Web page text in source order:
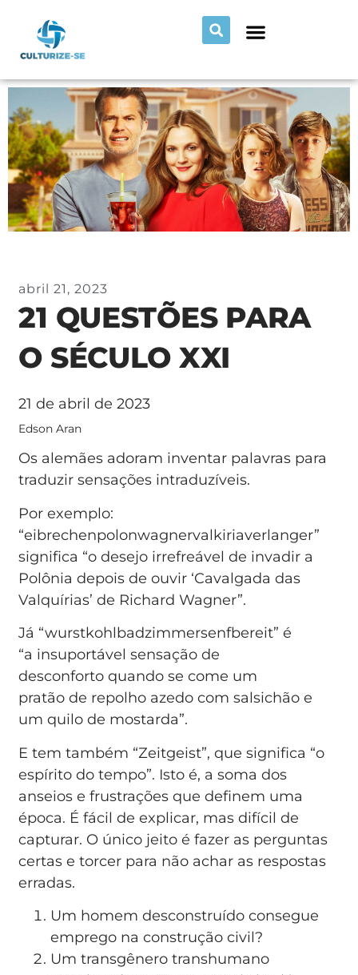
abril 21, 2023
21 QUESTÕES PARA
O SÉCULO XXI
21 de abril de 2023
Edson Aran
Os alemães adoram inventar palavras para
traduzir sensações intraduzíveis.
Por exemplo:
“eibrechenpolonwagnervalkiriaverlanger”
significa “o desejo irrefreável de invadir a
Polônia depois de ouvir ‘Cavalgada das
Valquírias’ de Richard Wagner”.
Já “wurstkohlbadzimmersenfbereit” é
“a insuportável sensação de
desconforto quando se come um
pratão de repolho azedo com salsichão e
um quilo de mostarda”.
E tem também “Zeitgeist”, que significa “o
espírito do tempo”. Isto é, a soma dos
anseios e frustrações que definem uma
época. É fácil de explicar, mas difícil de
capturar. O único jeito é fazer as perguntas
certas e torcer para não achar as respostas
erradas.
Um homem desconstruído consegue
emprego na construção civil?
Um transgênero transhumano